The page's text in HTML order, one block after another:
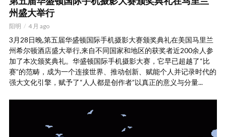
州盛大举行
阳明 4 月 ago
3月28日晚,第五届华盛顿国际手机摄影大赛颁奖典礼在美国马里兰
州希尔顿酒店盛大举行,来自不同国家和地区的获奖者近200余人参
加了本次颁奖典礼。华盛顿国际手机摄影大赛，它早已超越了“比
赛”的范畴，成为一个连接世界、推动创新、赋能个人并记录时代的
强大文化引擎，赋予了“人人都是创作者”以真正的意义与分量...